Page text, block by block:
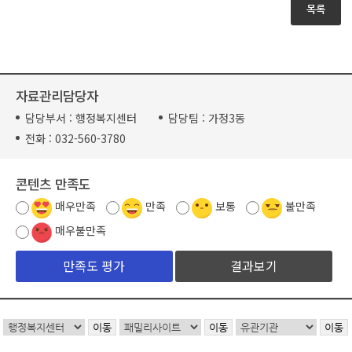
목록
자료관리담당자
담당부서 : 행정복지센터 담당팀 : 가정3동
전화 : 032-560-3780
콘텐츠 만족도
매우만족 만족 보통
불만족
매우불만족
결과보기